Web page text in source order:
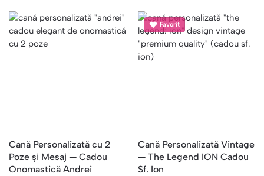
Cană Personalizată cu 2
Poze și Mesaj — Cadou
Onomastică Andrei
Favorit
Cană Personalizată Vintage
— The Legend ION Cadou
Sf. Ion